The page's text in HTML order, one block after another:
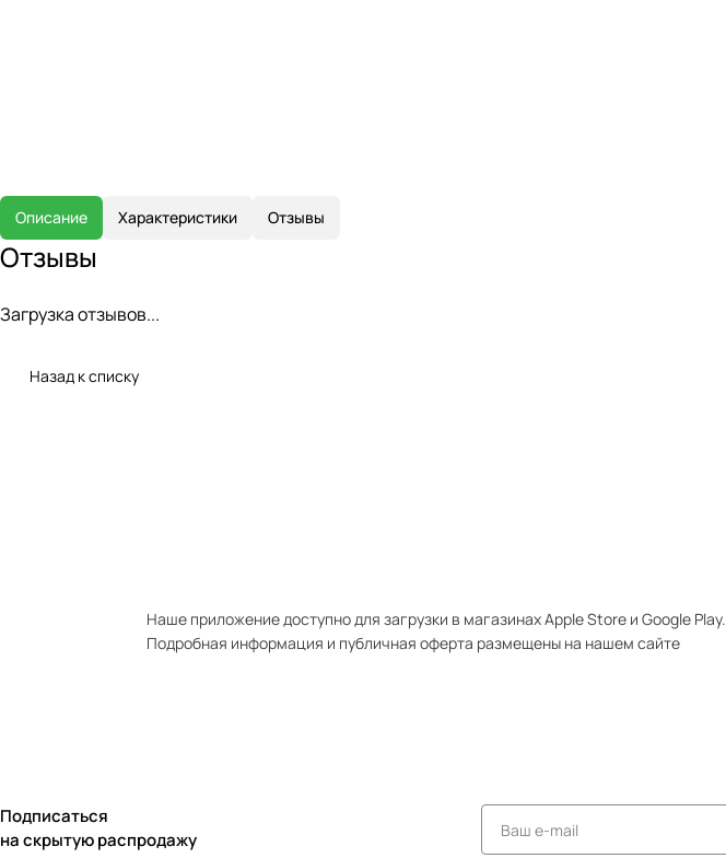
Описание Характеристики Отзывы
Отзывы
Загрузка отзывов...
Назад к списку
Наше приложение доступно для загрузки в магазинах Apple Store и Google Play.
Подробная информация и публичная оферта размещены на нашем сайте
Подписаться
на скрытую распродажу